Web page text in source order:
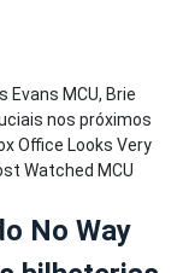
No Way